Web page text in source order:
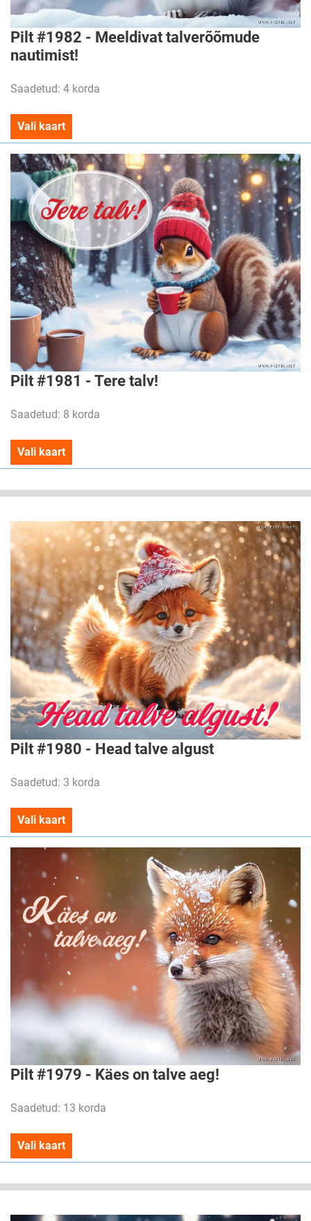
Pilt #1982 - Meeldivat talverõõmude
nautimist!
Saadetud: 4 korda
Vali kaart
Pilt #1981 - Tere talv!
Saadetud: 8 korda
Vali kaart
Pilt #1980 - Head talve algust
Saadetud: 3 korda
Vali kaart
Pilt #1979 - Käes on talve aeg!
Saadetud: 13 korda
Vali kaart